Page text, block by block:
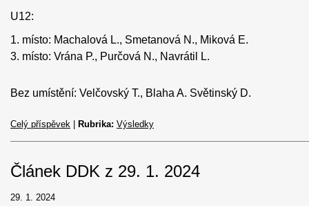
U12:
1. místo: Machalová L., Smetanová N., Miková E.
3. místo: Vrána P., Purčová N., Navrátil L.
Bez umístění: Velčovský T., Blaha A. Světinský D.
Celý příspěvek Rubrika: Výsledky
Článek DDK z 29. 1. 2024
29. 1. 2024